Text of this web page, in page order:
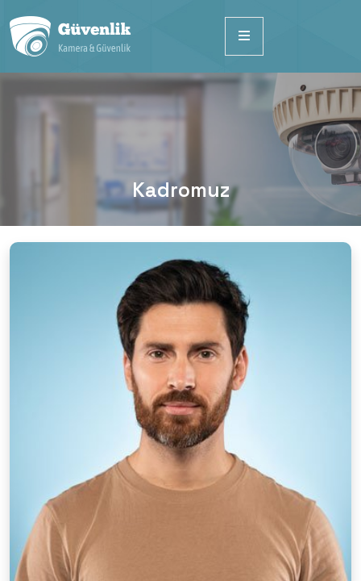
Kadromuz